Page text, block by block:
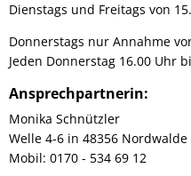
Dienstags und Freitags von
Donnerstags nur Annahme
Jeden Donnerstag 16.00 Uhr
Ansprechpartnerin:
Monika Schnützler
Welle 4-6 in 48356 Nordwalde
Mobil: 0170 - 534 69 12